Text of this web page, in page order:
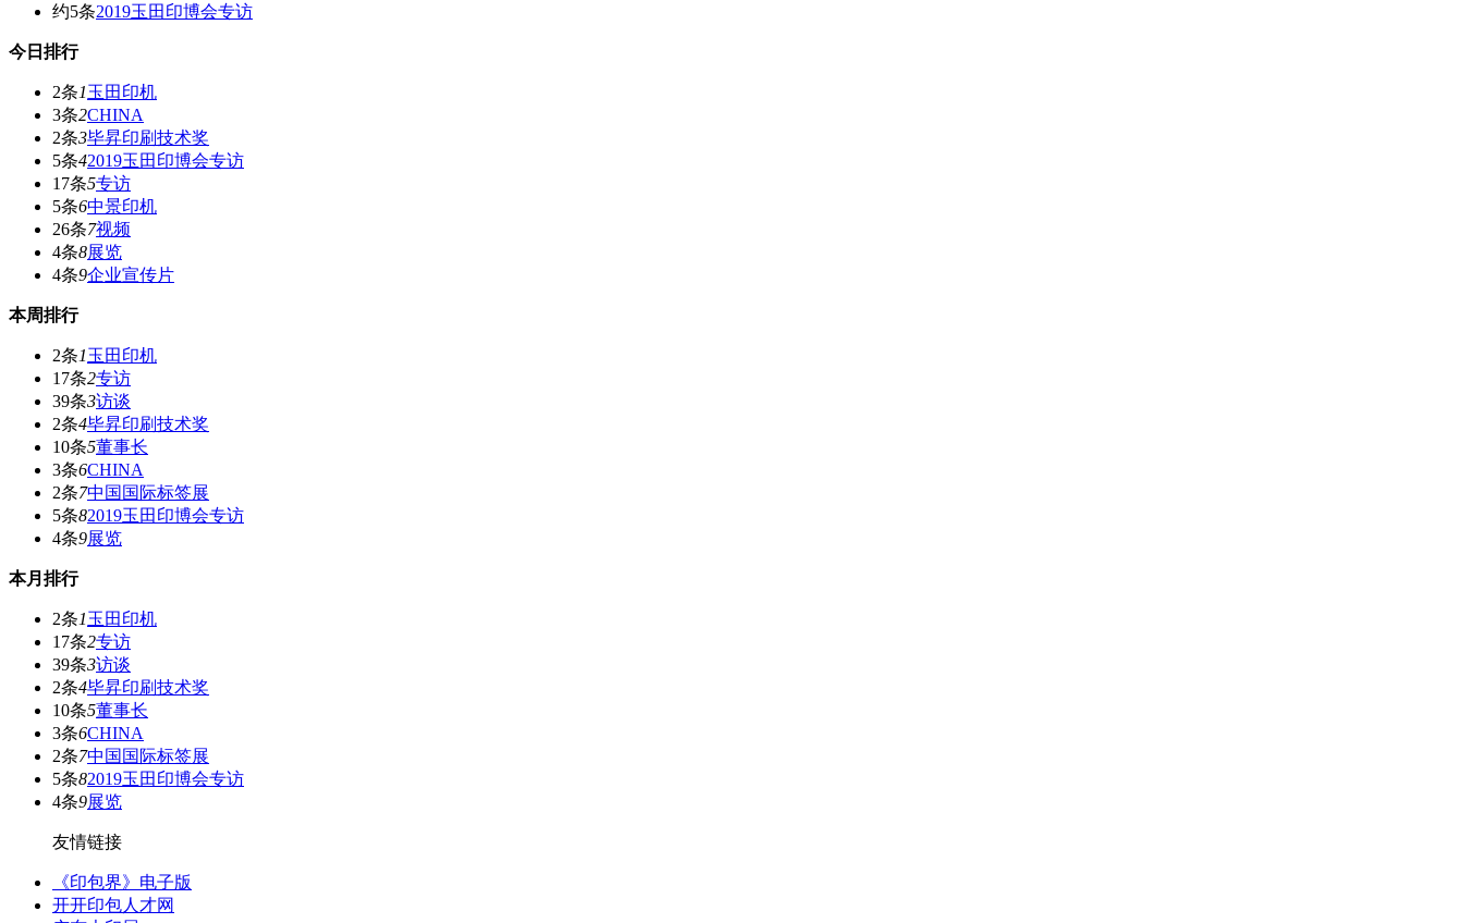
约5条2019玉田印博会专访
今日排行
2条1玉田印机
3条2CHINA
2条3毕昇印刷技术奖
5条42019玉田印博会专访
17条5专访
5条6中景印机
26条7视频
4条8展览
4条9企业宣传片
本周排行
2条1玉田印机
17条2专访
39条3访谈
2条4毕昇印刷技术奖
10条5董事长
3条6CHINA
2条7中国国际标签展
5条82019玉田印博会专访
4条9展览
本月排行
2条1玉田印机
17条2专访
39条3访谈
2条4毕昇印刷技术奖
10条5董事长
3条6CHINA
2条7中国国际标签展
5条82019玉田印博会专访
4条9展览
友情链接
《印包界》电子版
开开印包人才网